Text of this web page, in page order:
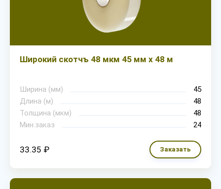
Широкий скотчъ 48 мкм 45 мм х 48 м
Ширина (мм)
45
Длина (м)
48
Толщина (мкм)
48
Мин.заказ
24
33.35 ₽ Заказать